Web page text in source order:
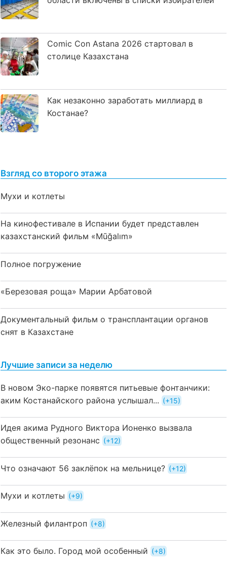
Comic Con Astana 2026 стартовал в
столице Казахстана
Как незаконно заработать миллиард в
Костанае?
Взгляд со второго этажа
Мухи и котлеты
На кинофестивале в Испании будет представлен
казахстанский фильм «Mūğalım»
Полное погружение
«Березовая роща» Марии Арбатовой
Документальный фильм о трансплантации органов
снят в Казахстане
Лучшие записи за неделю
В новом Эко-парке появятся питьевые фонтанчики:
аким Костанайского района услышал...
+15
Идея акима Рудного Виктора Ионенко вызвала
общественный резонанс
+12
Что означают 56 заклёпок на мельнице? +12
Мухи и котлеты +9
Железный филантроп +8
Как это было. Город мой особенный +8